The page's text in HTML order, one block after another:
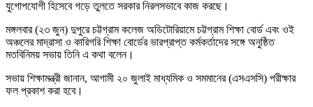
যুগোপযোগী হিসেবে গড়ে তুলতে সরকার নিরলসভাবে কাজ করছে।
মঙ্গলবার (২৩ জুন) দুপুরে চট্টগ্রাম কলেজ অডিটোরিয়ামে চট্টগ্রাম শিক্ষা বোর্ড এবং ওই
অঞ্চলের মাদ্রাসা ও কারিগরি শিক্ষা বোর্ডের ভারপ্রাপ্ত কর্মকর্তাদের সঙ্গে অনুষ্ঠিত
মতবিনিময় সভায় তিনি এ কথা বলেন।
সভায় শিক্ষামন্ত্রী জানান, আগামী ২০ জুলাই মাধ্যমিক ও সমমানের (এসএসসি) পরীক্ষার
ফল প্রকাশ করা হবে।